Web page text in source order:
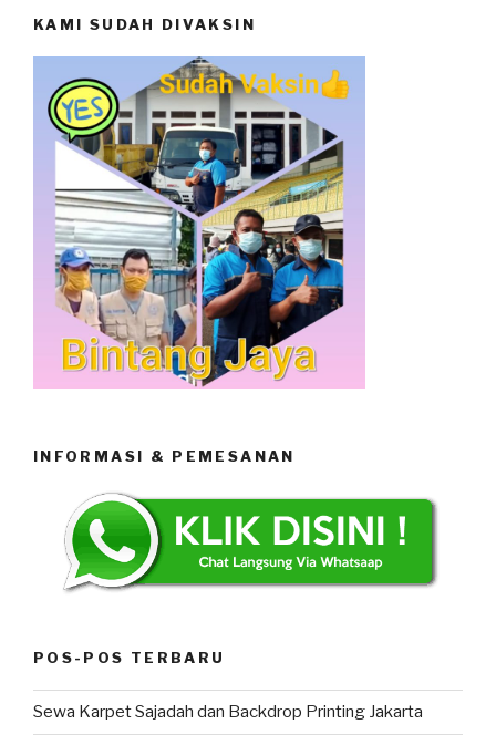
KAMI SUDAH DIVAKSIN
INFORMASI & PEMESANAN
POS-POS TERBARU
Sewa Karpet Sajadah dan Backdrop Printing Jakarta